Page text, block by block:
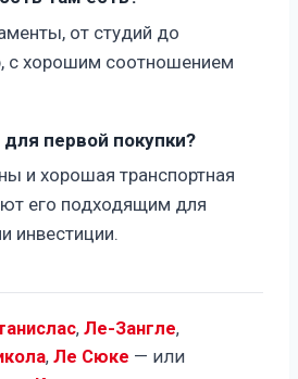
от студий до
с хорошим соотношением
первой покупки?
и хорошая транспортная
его подходящим для
инвестиции.
, Ле-Зангле,
, Ле Сюке — или